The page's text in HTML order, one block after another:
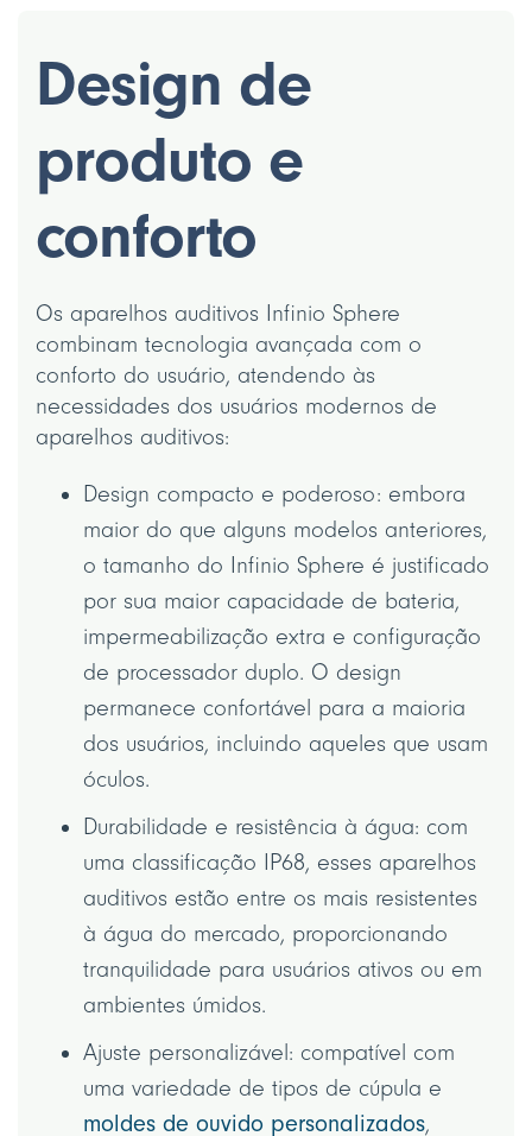
Design de
produto e
conforto
Os aparelhos auditivos Infinio Sphere
combinam tecnologia avançada com o
conforto do usuário, atendendo às
necessidades dos usuários modernos de
aparelhos auditivos:
Design compacto e poderoso: embora
maior do que alguns modelos anteriores,
o tamanho do Infinio Sphere é justificado
por sua maior capacidade de bateria,
impermeabilização extra e configuração
de processador duplo. O design
permanece confortável para a maioria
dos usuários, incluindo aqueles que usam
óculos.
Durabilidade e resistência à água: com
uma classificação IP68, esses aparelhos
auditivos estão entre os mais resistentes
à água do mercado, proporcionando
tranquilidade para usuários ativos ou em
ambientes úmidos.
Ajuste personalizável: compatível com
uma variedade de tipos de cúpula e
moldes de ouvido personalizados,